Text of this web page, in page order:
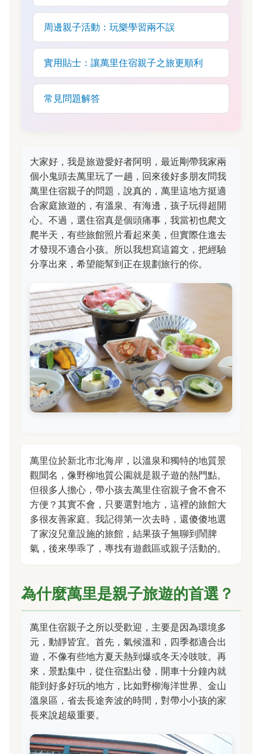
周邊親子活動：玩樂學習兩不誤
實用貼士：讓萬里住宿親子之旅更順利
常見問題解答
大家好，我是旅遊愛好者阿明，最近剛帶我家兩
個小鬼頭去萬里玩了一趟，回來後好多朋友問我
萬里住宿親子的問題，說真的，萬里這地方挺適
合家庭旅遊的，有溫泉、有海邊，孩子玩得超開
心。不過，選住宿真是個頭痛事，我當初也爬文
爬半天，有些旅館照片看起來美，但實際住進去
才發現不適合小孩。所以我想寫這篇文，把經驗
分享出來，希望能幫到正在規劃旅行的你。
萬里位於新北市北海岸，以溫泉和獨特的地質景
觀聞名，像野柳地質公園就是親子遊的熱門點。
但很多人擔心，帶小孩去萬里住宿親子會不會不
方便？其實不會，只要選對地方，這裡的旅館大
多很友善家庭。我記得第一次去時，還傻傻地選
了家沒兒童設施的旅館，結果孩子無聊到鬧脾
氣，後來學乖了，專找有遊戲區或親子活動的。
為什麼萬里是親子旅遊的首選？
萬里住宿親子之所以受歡迎，主要是因為環境多
元，動靜皆宜。首先，氣候溫和，四季都適合出
遊，不像有些地方夏天熱到爆或冬天冷吱吱。再
來，景點集中，從住宿點出發，開車十分鐘內就
能到好多好玩的地方，比如野柳海洋世界、金山
溫泉區，省去長途奔波的時間，對帶小小孩的家
長來說超級重要。